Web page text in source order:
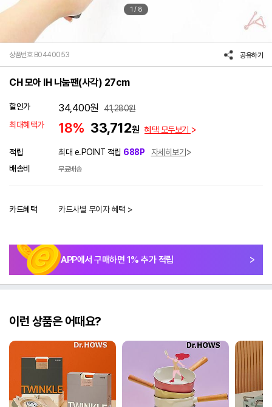
1 / 8
상품번호 B0440053 공유하기
CH 모아 IH 나눔팬(사각) 27cm
할인가 34,400원 41,280원
최대혜택가
18% 33,712원 혜택 모두보기
적립 최대 e.POINT 적립 688P
자세히보기
배송비
무료배송
카드혜택 카드사별 무이자 혜택 >
APP에서 구매하면 1% 추가 적립
이런 상품은 어때요?